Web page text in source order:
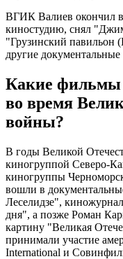
ВГИК Валиев окончил в
киностудию, снял
"Грузинский павильон
другие
Какие фильмы
во время
войны?
В годы Великой
киногруппой Северо-
киногруппы
вошли в
Леселидзе",
дня", а позже Роман
картину "Великая
принимали участие
International и